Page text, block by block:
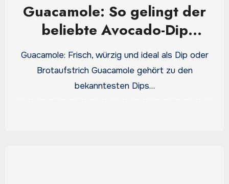
Guacamole: So gelingt der
beliebte Avocado-Dip
einfach und aromatisch
Guacamole: Frisch, würzig und ideal als Dip oder
Brotaufstrich Guacamole gehört zu den
bekanntesten Dips…